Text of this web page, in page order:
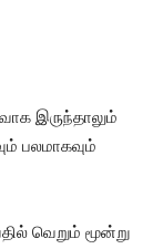
இருந்தாலும்
பலமாகவும்
வெறும் மூன்று